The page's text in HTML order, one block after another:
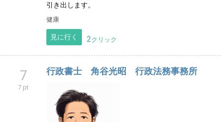
引き出します。
健康
見に行く 2クリック
7
7 pt
行政書士 角谷光昭 行政法務事務所